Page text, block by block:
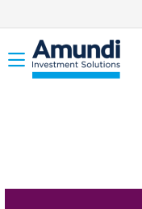
Toggle